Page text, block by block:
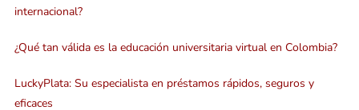
internacional?
¿Qué tan válida es la educación universitaria virtual en Colombia?
LuckyPlata: Su especialista en préstamos rápidos, seguros y
eficaces